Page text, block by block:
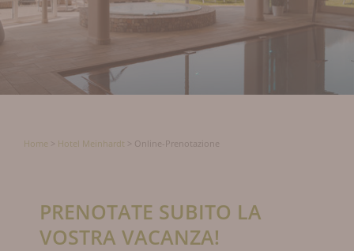
Home Hotel Meinhardt Online-Prenotazione
PRENOTATE SUBITO LA
VOSTRA VACANZA!